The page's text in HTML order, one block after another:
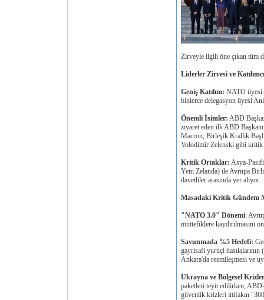
Zirveyle ilgili öne çıkan tüm
Liderler Zirvesi ve
Geniş Katılım: NATO üyesi
binlerce delegasyon üyesi
Önemli İsimler: ABD
ziyaret eden ilk ABD
Macron, Birleşik Krallık
Volodimir Zelenski gibi kritik
Kritik Ortaklar: Asya-
Yeni Zelanda) ile Avrupa
davetliler arasında yer alıyor.
Masadaki Kritik Gündem
"NATO 3.0" Dönemi:
müttefiklere kaydırılmasını
Savunmada %5 Hedefi:
gayrisafi yurtiçi
Ankara'da resmileşmesi ve
Ukrayna ve Bölgesel
paketleri teyit edilirken,
güvenlik krizleri ittifakın "360